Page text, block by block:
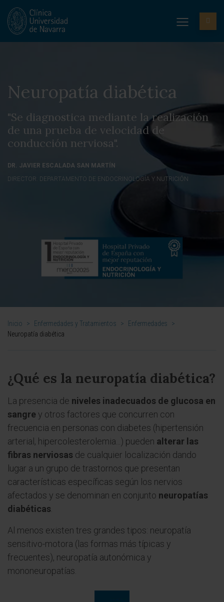
Neuropatía diabética
"Se diagnostica mediante la realización
de una prueba de velocidad de
conducción nerviosa".
DR. JAVIER ESCALADA SAN MARTÍN
DIRECTOR. DEPARTAMENTO DE ENDOCRINOLOGÍA Y NUTRICIÓN
Inicio > Enfermedades y Tratamientos > Enfermedades
>
Neuropatía diabética
¿Qué es la neuropatía diabética?
La presencia de niveles inadecuados de glucosa en
sangre y otros factores que concurren con
frecuencia en personas con diabetes (hipertensión
arterial, hipercolesterolemia...) pueden alterar las
fibras nerviosas de cualquier localización dando
lugar a un grupo de trastornos que presentan
características específicas según los nervios
afectados y se denominan en conjunto neuropatías
diabéticas
Al menos existen tres grandes tipos: neuropatía
sensitivo-motora (las formas más típicas y
frecuentes), neuropatía autonómica y
mononeuropatías.